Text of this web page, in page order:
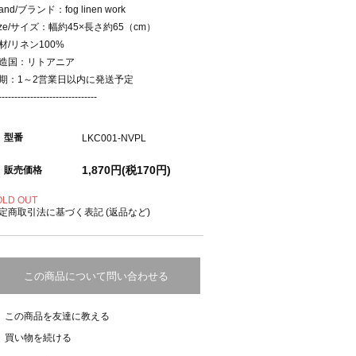
ブランド：fog linen work
サイズ：幅約45×長さ約65（cm）
/リネン100%
国：リトアニア
：1～2営業日以内に発送予定
型番 LKC001-NVPL
販売価格 1,870円(税170円)
OUT
商取引法に基づく表記 (返品など)
この商品について問い合わせる
この商品を友達に教える
買い物を続ける